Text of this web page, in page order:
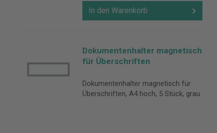
In den Warenkorb
Dokumentenhalter magnetisch
für Überschriften
Dokumentenhalter magnetisch für
Überschriften, A4 hoch, 5 Stück, grau